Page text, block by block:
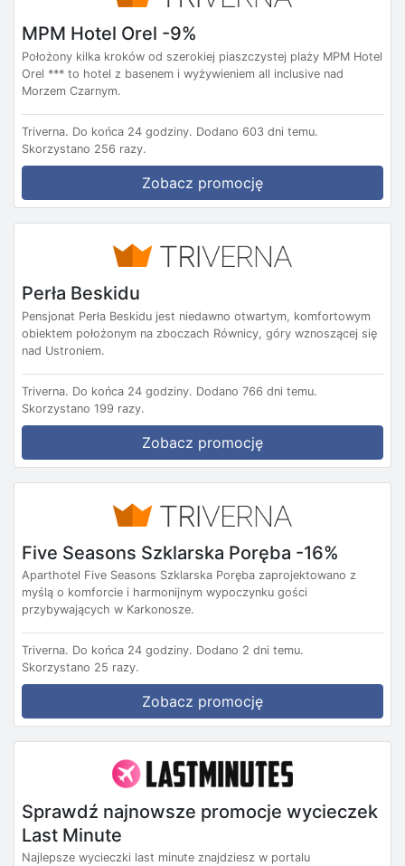
MPM Hotel Orel -9%
Położony kilka kroków od szerokiej piaszczystej plaży MPM Hotel
Orel *** to hotel z basenem i wyżywieniem all inclusive nad
Morzem Czarnym.
Triverna. Do końca 24 godziny. Dodano 603 dni temu.
Skorzystano 256 razy.
Zobacz promocję
Perła Beskidu
Pensjonat Perła Beskidu jest niedawno otwartym, komfortowym
obiektem położonym na zboczach Równicy, góry wznoszącej się
nad Ustroniem.
Triverna. Do końca 24 godziny. Dodano 766 dni temu.
Skorzystano 199 razy.
Zobacz promocję
Five Seasons Szklarska Poręba -16%
Aparthotel Five Seasons Szklarska Poręba zaprojektowano z
myślą o komforcie i harmonijnym wypoczynku gości
przybywających w Karkonosze.
Triverna. Do końca 24 godziny. Dodano 2 dni temu.
Skorzystano 25 razy.
Zobacz promocję
Sprawdź najnowsze promocje wycieczek
Last Minute
Najlepsze wycieczki last minute znajdziesz w portalu